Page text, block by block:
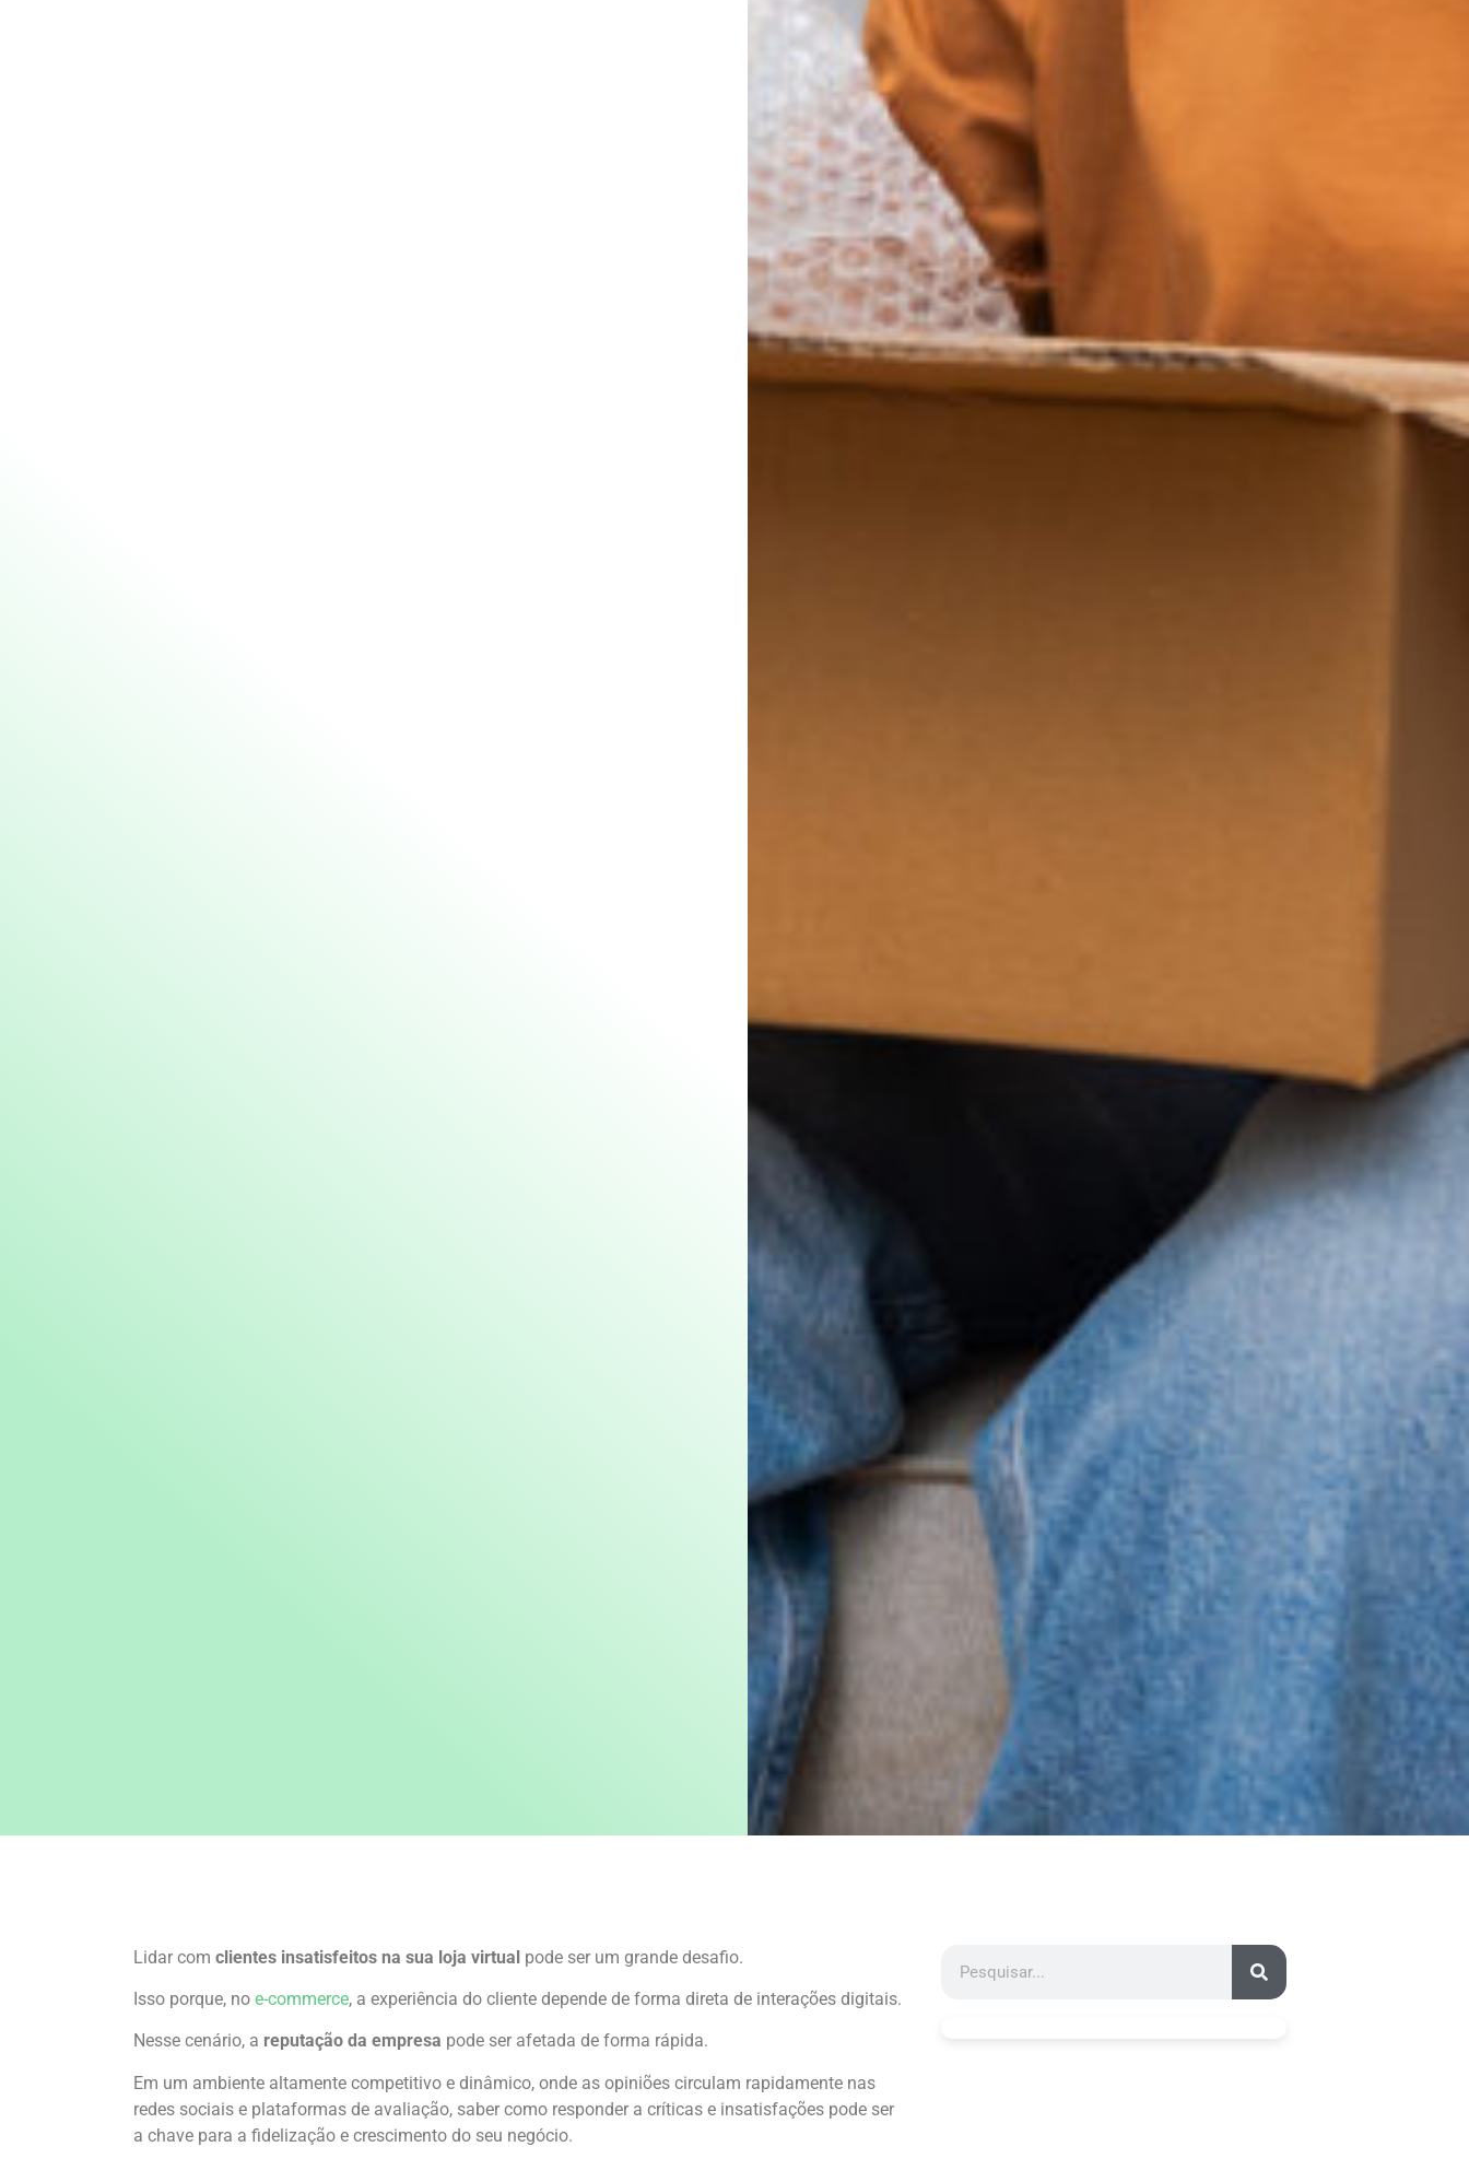
Lidar com clientes insatisfeitos na sua loja virtual pode ser um grande desafio.
Isso porque, no e-commerce, a experiência do cliente depende de forma direta de interações digitais.
Nesse cenário, a reputação da empresa pode ser afetada de forma rápida.
Em um ambiente altamente competitivo e dinâmico, onde as opiniões circulam rapidamente nas
redes sociais e plataformas de avaliação, saber como responder a críticas e insatisfações pode ser
a chave para a fidelização e crescimento do seu negócio.